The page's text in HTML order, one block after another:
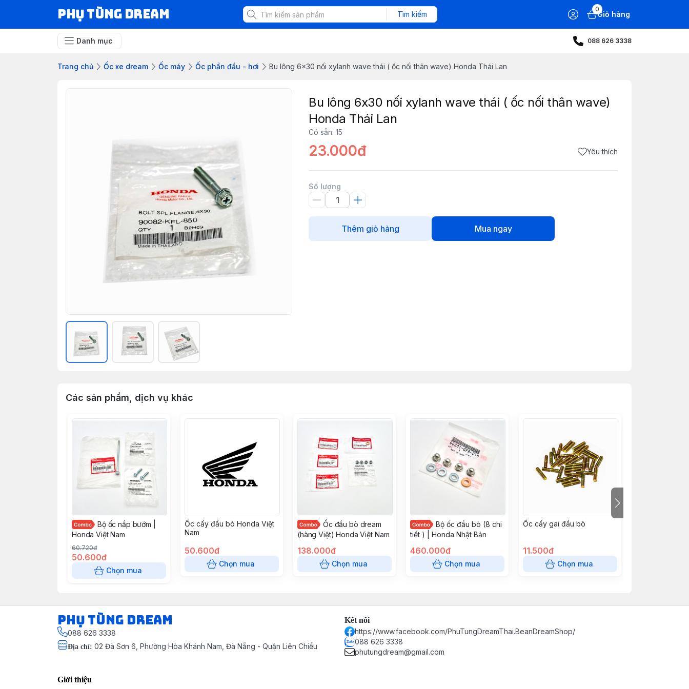
Phụ Tùng Dream Tìm kiếm
0
Giỏ hàng
Danh mục 088 626 3338
Trang chủ Ốc xe dream Ốc máy Ốc phần đầu - hơi Bu lông 6x30 nối xylanh wave thái ( ốc nối thân wave) Honda Thái Lan
Bu lông 6x30 nối xylanh wave thái ( ốc nối thân wave)
Honda Thái Lan
Có sẵn: 15
23.000đ Yêu thích
Số lượng
Thêm giỏ hàng Mua ngay
Các sản phẩm, dịch vụ khác
Bộ ốc nắp bướm |
Honda Việt Nam
60.720đ
50.600đ
Chọn mua
Ốc cấy đầu bò Honda Việt
Nam
50.600đ
Chọn mua
Ốc đầu bò dream
(hàng Việt) Honda Việt Nam
138.000đ
Chọn mua
Bộ ốc đầu bò (8 chi
tiết ) | Honda Nhật Bản
460.000đ
Chọn mua
Ốc cấy gai đầu bò
11.500đ
Chọn mua
Phụ Tùng Dream
088 626 3338
Địa chỉ: 02 Đà Sơn 6, Phường Hòa Khánh Nam, Đà Nẵng - Quận Liên Chiểu
Kết nối
https://www.facebook.com/PhuTungDreamThai.BeanDreamShop/
088 626 3338
phutungdream@gmail.com
Giới thiệu